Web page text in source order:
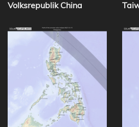
Volksrepublik China